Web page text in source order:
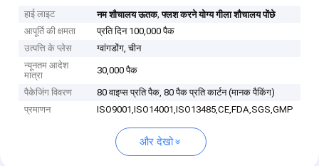
हाई लाइट नम शौचालय ऊतक,फ्लश करने योग्य गीला शौचालय पोंछे
आपूर्ति की क्षमता
प्रति दिन 100,000 पैक
उत्पत्ति के प्लेस
ग्वांगडोंग, चीन
न्यूनतम आदेश
मात्रा
30,000 पैक
पैकेजिंग विवरण
80 वाइप्स प्रति पैक, 80 पैक प्रति कार्टन (मानक पैकिंग)
प्रमाणन
ISO9001,ISO14001,ISO13485,CE,FDA,SGS,GMP
और देखो